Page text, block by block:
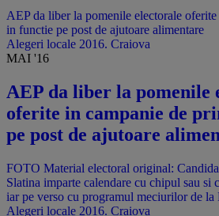
AEP da liber la pomenile electorale
in functie pe post de ajutoare alimentare
Alegeri locale 2016. Craiova
MAI '16
AEP da liber la pomenile
oferite in campanie de
pe post de ajutoare
​FOTO Material electoral original:
Slatina imparte calendare cu chipul sau si
iar pe verso cu programul meciurilor de
Alegeri locale 2016. Craiova